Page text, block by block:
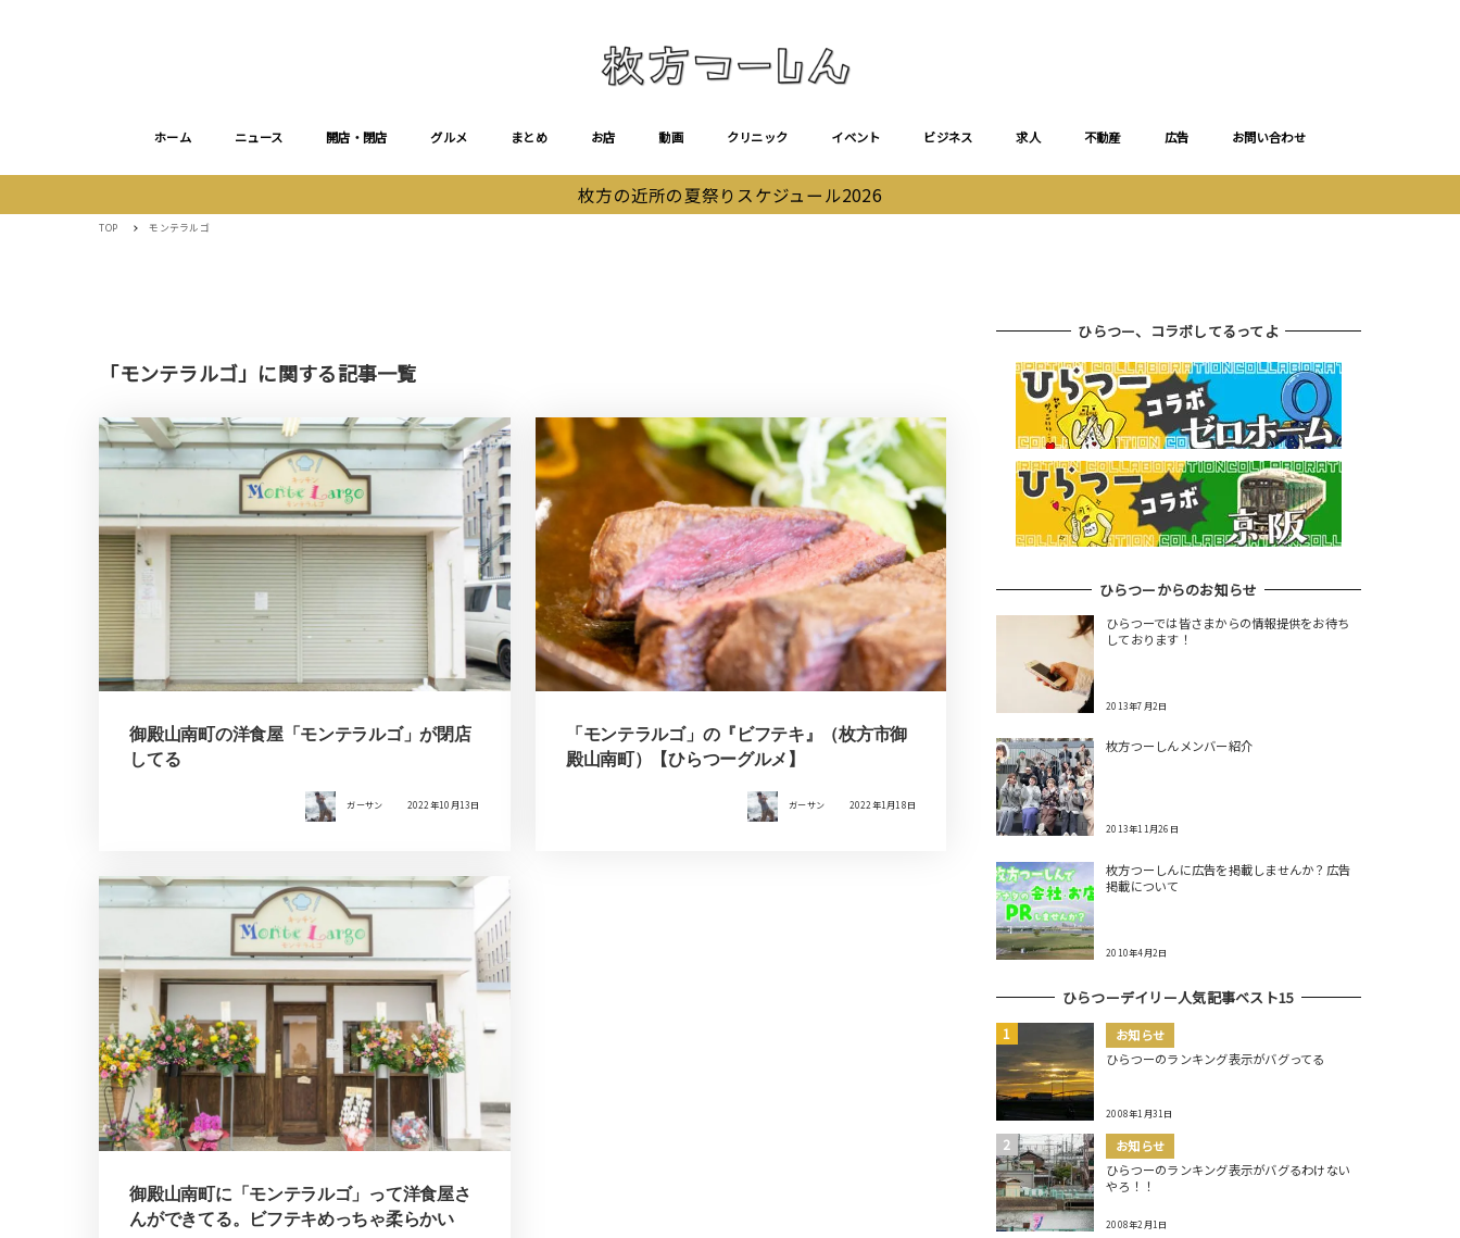
ホーム ニュース 開店・閉店 グルメ まとめ お店 動画 クリニック イベント ビジネス 求人 不動産 広告 お問い合わせ
枚方の近所の夏祭りスケジュール2026
TOP モンテラルゴ
「モンテラルゴ」に関する記事一覧
御殿山南町の洋食屋「モンテラルゴ」が閉店
してる
ガーサン 2022年10月13日
「モンテラルゴ」の『ビフテキ』（枚方市御
殿山南町）【ひらつーグルメ】
ガーサン 2022年1月18日
御殿山南町に「モンテラルゴ」って洋食屋さ
んができてる。ビフテキめっちゃ柔らかい
ひらつー、コラボしてるってよ
ひらつーからのお知らせ
ひらつーでは皆さまからの情報提供をお待ち
しております！
2013年7月2日
枚方つーしんメンバー紹介
2013年11月26日
枚方つーしんに広告を掲載しませんか？広告
掲載について
2010年4月2日
ひらつーデイリー人気記事ベスト15
お知らせ
ひらつーのランキング表示がバグってる
2008年1月31日
お知らせ
ひらつーのランキング表示がバグるわけない
やろ！！
2008年2月1日